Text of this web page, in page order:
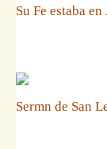
Su Fe estaba
Sermn de San